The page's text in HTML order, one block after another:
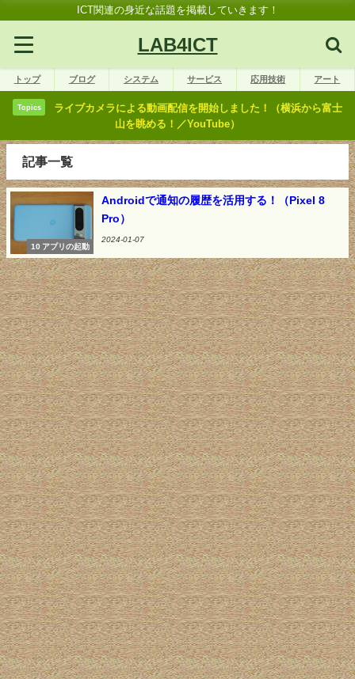
ICT関連の身近な話題を掲載していきます！
LAB4ICT
トップ ブログ システム サービス 応用技術 アート
Topics
ライブカメラによる動画配信を開始しました！（横浜から富士
山を眺める！／YouTube）
記事一覧
10 アプリの起動
Androidで通知の履歴を活用する！（Pixel 8
Pro）
2024-01-07